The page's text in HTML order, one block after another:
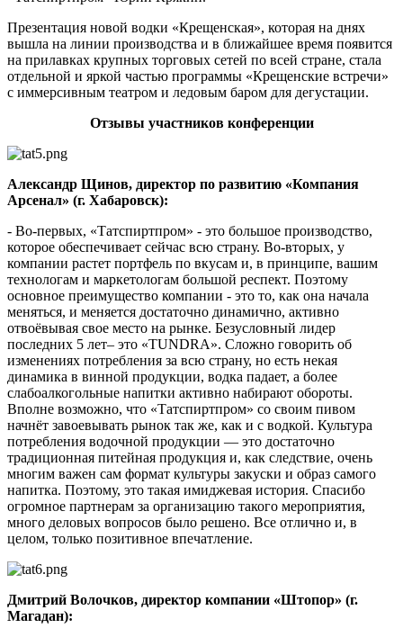
Презентация новой водки «Крещенская», которая на днях
вышла на линии производства и в ближайшее время появится
на прилавках крупных торговых сетей по всей стране, стала
отдельной и яркой частью программы «Крещенские встречи»
с иммерсивным театром и ледовым баром для дегустации.
Отзывы участников конференции
Александр Щинов, директор по развитию «Компания
Арсенал» (г. Хабаровск):
- Во-первых, «Татспиртпром» - это большое производство,
которое обеспечивает сейчас всю страну. Во-вторых, у
компании растет портфель по вкусам и, в принципе, вашим
технологам и маркетологам большой респект. Поэтому
основное преимущество компании - это то, как она начала
меняться, и меняется достаточно динамично, активно
отвоёвывая свое место на рынке. Безусловный лидер
последних 5 лет– это «TUNDRA». Сложно говорить об
изменениях потребления за всю страну, но есть некая
динамика в винной продукции, водка падает, а более
слабоалкогольные напитки активно набирают обороты.
Вполне возможно, что «Татспиртпром» со своим пивом
начнёт завоевывать рынок так же, как и с водкой. Культура
потребления водочной продукции — это достаточно
традиционная питейная продукция и, как следствие, очень
многим важен сам формат культуры закуски и образ самого
напитка. Поэтому, это такая имиджевая история. Спасибо
огромное партнерам за организацию такого мероприятия,
много деловых вопросов было решено. Все отлично и, в
целом, только позитивное впечатление.
Дмитрий Волочков, директор компании «Штопор» (г.
Магадан):